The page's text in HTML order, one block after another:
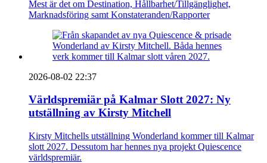
Mest är det om Destination, Hållbarhet/Tillgänglighet,
Marknadsföring samt Konstateranden/Rapporter
2026-08-02 22:37
Världspremiär på Kalmar Slott 2027: Ny
utställning av Kirsty Mitchell
Kirsty Mitchells utställning Wonderland kommer till Kalmar
slott 2027. Dessutom har hennes nya projekt Quiescence
världspremiär.